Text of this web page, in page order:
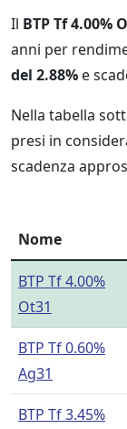
Il BTP Tf 4.00%
anni per
del 2.88% e
Nella tabella
presi in
scadenza
Nome
BTP Tf 4.00%
Ot31
BTP Tf 0.60%
Ag31
BTP Tf 3.45%